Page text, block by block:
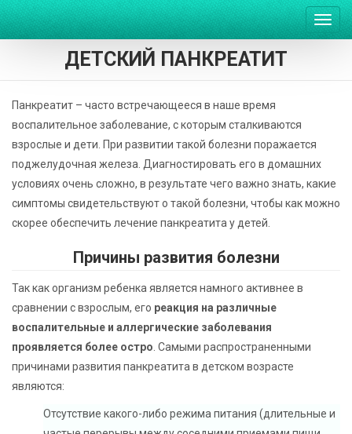
ДЕТСКИЙ ПАНКРЕАТИТ
Панкреатит – часто встречающееся в наше время
воспалительное заболевание, с которым сталкиваются
взрослые и дети. При развитии такой болезни поражается
поджелудочная железа. Диагностировать его в домашних
условиях очень сложно, в результате чего важно знать, какие
симптомы свидетельствуют о такой болезни, чтобы как можно
скорее обеспечить лечение панкреатита у детей.
Причины развития болезни
Так как организм ребенка является намного активнее в
сравнении с взрослым, его реакция на различные
воспалительные и аллергические заболевания
проявляется более остро . Самыми распространенными
причинами развития панкреатита в детском возрасте
являются:
Отсутствие какого-либо режима питания (длительные и